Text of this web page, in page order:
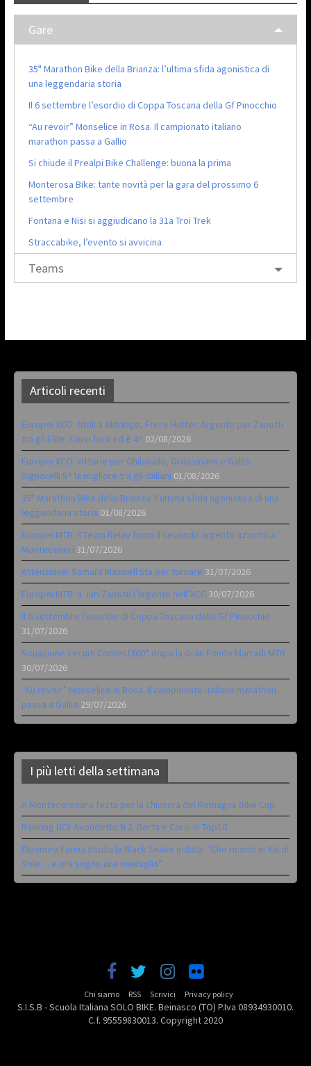
Gare
35ª Marathon Bike della Brianza: l’ultima sfida agonistica di
una leggendaria storia
Il 6 settembre l’esordio di Coppa Toscana della Gf Pinocchio
“Au revoir” Monselice in Rosa. Il campionato italiano
marathon passa a Gallio
Si chiude il Prealpi Bike Challenge: buona la prima
Monterosa Bike: tante novità per la gara del prossimo 6
settembre
Fontana e Nisi si aggiudicano la 31a Troi Trek
Straccabike, l’evento si avvicina
Teams
Articoli recenti
Europei XCO: titoli a Aldridge, Frei e Hutter. Argento per Zanotti
tra gli Elite. Corvi fora ed è 4^ 02/08/2026
Europei XCO: vittorie per Ghibaudo, Grossmann e Gallis.
Signorelli 5^ la migliore tra gli italiani 01/08/2026
35ª Marathon Bike della Brianza: l’ultima sfida agonistica di una
leggendaria storia 01/08/2026
Europei MTB: il Team Relay firma il secondo argento azzurro a
Monteceneri 31/07/2026
Attenzione: Samara Maxwell sta per tornare 31/07/2026
Europei MTB: a Juri Zanotti l’argento nell’XCC 30/07/2026
Il 6 settembre l’esordio di Coppa Toscana della Gf Pinocchio
31/07/2026
Situazione circuiti Contest360° dopo la Gran Fondo Marradi MTB
30/07/2026
“Au revoir” Monselice in Rosa. Il campionato italiano marathon
passa a Gallio 29/07/2026
I più letti della settimana
A Montecoronaro festa per la chiusura del Romagna Bike Cup
Ranking UCI: Avondetto N.2. Berta e Corvi in Top10
Eleonora Farina studia la Black Snake iridata: “Che ricordi in Val di
Sole… e ora sogno una medaglia”
Chi siamo RSS Scrivici Privacy policy
S.I.S.B - Scuola Italiana SOLO BIKE. Beinasco (TO) P.Iva 08934930010.
C.f. 95559830013. Copyright 2020